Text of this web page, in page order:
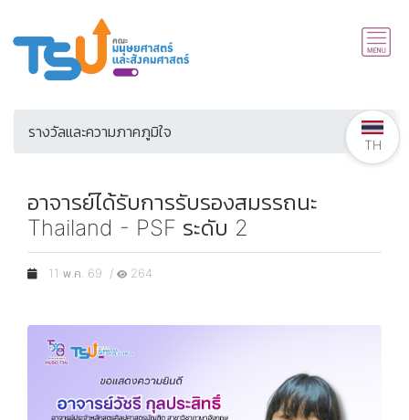
รางวัลและความภาคภูมิใจ
อาจารย์ได้รับการรับรองสมรรถนะ
Thailand - PSF ระดับ 2
11 พ.ค. 69 / 264
TH